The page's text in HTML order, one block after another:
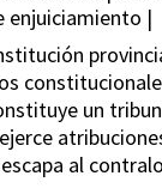
enjuiciamiento |
un
al